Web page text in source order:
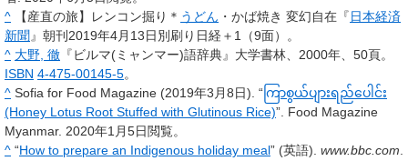
^
【産直の旅】レンコン掘り＊ うどん ・かば焼き 変幻自在『日本経済
新聞』朝刊2019年4月13日別刷り日経＋1（9面）。
^ 大野, 徹 『ビルマ(ミャンマー)語辞典』大学書林、2000年、50頁。
ISBN 4-475-00145-5。
^ Sofia for Food Magazine (2019年3月8日). “ ကြာစွယ်ပျားရည်ပေါင်း
(Honey Lotus Root Stuffed with Glutinous Rice)”. Food Magazine
Myanmar. 2020年1月5日閲覧。
^ “How to prepare an Indigenous holiday meal” (英語). www.bbc.com.